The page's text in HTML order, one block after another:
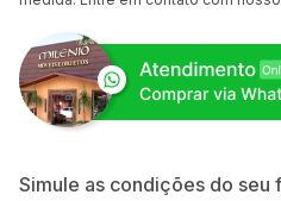
Simule as condições do seu